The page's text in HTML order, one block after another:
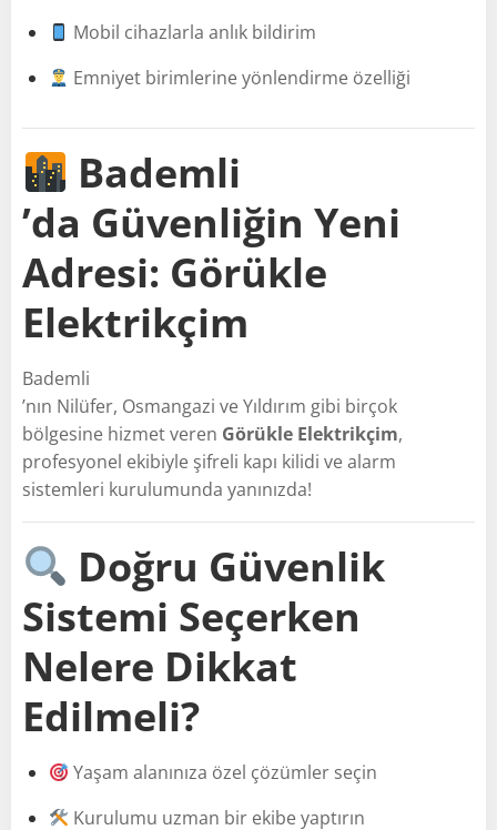
Mobil cihazlarla anlık bildirim
Emniyet birimlerine yönlendirme özelliği
Bademli
’da Güvenliğin Yeni
Adresi: Görükle
Elektrikçim
Bademli
’nın Nilüfer, Osmangazi ve Yıldırım gibi birçok
bölgesine hizmet veren Görükle Elektrikçim,
profesyonel ekibiyle şifreli kapı kilidi ve alarm
sistemleri kurulumunda yanınızda!
Doğru Güvenlik
Sistemi Seçerken
Nelere Dikkat
Edilmeli?
Yaşam alanınıza özel çözümler seçin
Kurulumu uzman bir ekibe yaptırın